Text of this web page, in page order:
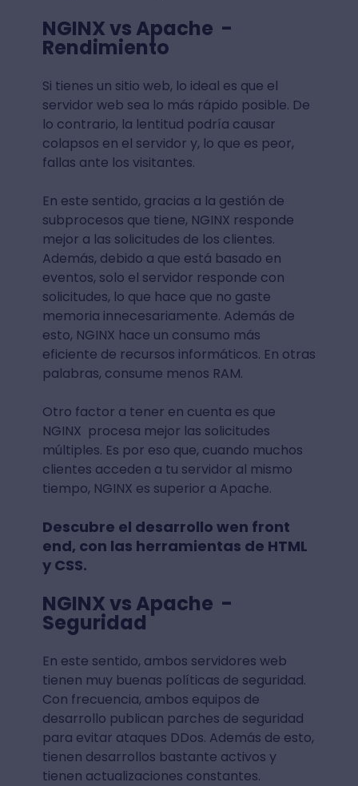
NGINX vs Apache -
Rendimiento
Si tienes un sitio web, lo ideal es que el
servidor web sea lo más rápido posible. De
lo contrario, la lentitud podría causar
colapsos en el servidor y, lo que es peor,
fallas ante los visitantes.
En este sentido, gracias a la gestión de
subprocesos que tiene, NGINX responde
mejor a las solicitudes de los clientes.
Además, debido a que está basado en
eventos, solo el servidor responde con
solicitudes, lo que hace que no gaste
memoria innecesariamente. Además de
esto, NGINX hace un consumo más
eficiente de recursos informáticos. En otras
palabras, consume menos RAM.
Otro factor a tener en cuenta es que
NGINX procesa mejor las solicitudes
múltiples. Es por eso que, cuando muchos
clientes acceden a tu servidor al mismo
tiempo, NGINX es superior a Apache.
Descubre el desarrollo wen front
end, con las herramientas de HTML
y CSS.
NGINX vs Apache -
Seguridad
En este sentido, ambos servidores web
tienen muy buenas políticas de seguridad.
Con frecuencia, ambos equipos de
desarrollo publican parches de seguridad
para evitar ataques DDos. Además de esto,
tienen desarrollos bastante activos y
tienen actualizaciones constantes.